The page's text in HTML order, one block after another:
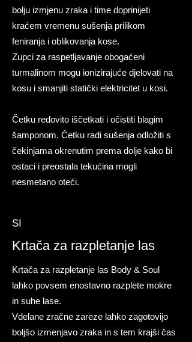
bolju izmjenu zraka i time doprinijeti
kraćem vremenu sušenja prilikom
feniranja i oblikovanja kose. ​
Zupci za raspetljavanje obogaćeni
turmalinom mogu ionizirajuće djelovati na
kosu i smanjiti statički elektricitet u kosi.
Četku redovito iščetkati i očistiti blagim
šamponom. Četku radi sušenja odložiti s
čekinjama okrenutim prema dolje kako bi
ostaci i preostala tekućina mogli
nesmetano oteći.
SI
Krtača za razpletanje las
Krtača za razpletanje las Body & Soul
lahko povsem enostavno razplete mokre
in suhe lase.
Vdelane zračne zareze lahko zagotovijo
boljšo izmenjavo zraka in s tem krajši čas